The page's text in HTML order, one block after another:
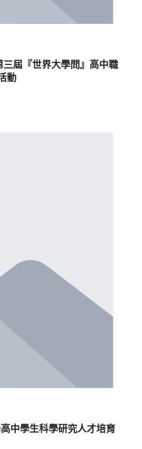
屆『世界大學問』高中職
動
中學生科學研究人才培育